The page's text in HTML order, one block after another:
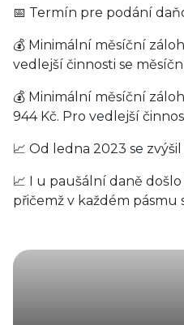
📅 Termín pre podání
💰 Minimální měsíční
vedlejší činnosti se
💰 Minimální měsíční
944 Kč. Pro vedlejší
📈 Od ledna 2023 se
📈 I u paušální daně
přičemž v každém pásmu